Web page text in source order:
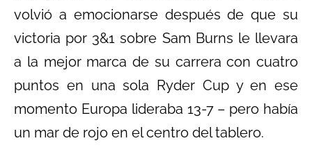
volvió a emocionarse después de que su
victoria por 3&1 sobre Sam Burns le llevara
a la mejor marca de su carrera con cuatro
puntos en una sola Ryder Cup y en ese
momento Europa lideraba 13-7 – pero había
un mar de rojo en el centro del tablero.